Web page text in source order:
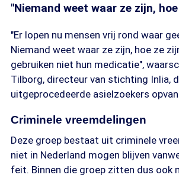
"Niemand weet waar ze zijn,
"Er lopen nu mensen vrij rond waar
Niemand weet waar ze zijn, hoe ze
gebruiken niet hun medicatie",
Tilborg, directeur van stichting Inlia,
uitgeprocedeerde asielzoekers
Criminele vreemdelingen
Deze groep bestaat uit criminele
niet in Nederland mogen blijven
feit. Binnen die groep zitten dus ook